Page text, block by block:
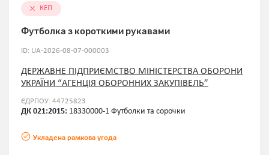
КЕП
Футболка з короткими рукавами
ID: UA-2026-08-07-000003
ДЕРЖАВНЕ ПІДПРИЄМСТВО МІНІСТЕРСТВА ОБОРОНИ
УКРАЇНИ “АГЕНЦІЯ ОБОРОННИХ ЗАКУПІВЕЛЬ”
ЄДРПОУ: 44725823
ДК 021:2015: 18330000-1 Футболки та сорочки
Укладена рамкова угода